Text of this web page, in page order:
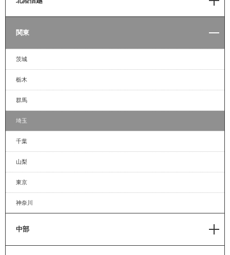
道東
宮城
福島
秋田
山形
関東
茨城
栃木
群馬
埼玉
千葉
山梨
東京
神奈川
中部